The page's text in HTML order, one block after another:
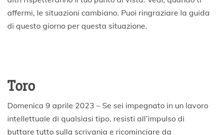
affermi, le situazioni cambiano. Puoi ringraziare la guida
di questo giorno per questa situazione.
Toro
Domenica 9 aprile 2023 – Se sei impegnato in un lavoro
intellettuale di qualsiasi tipo, resisti all’impulso di
buttare tutto sulla scrivania e ricominciare da